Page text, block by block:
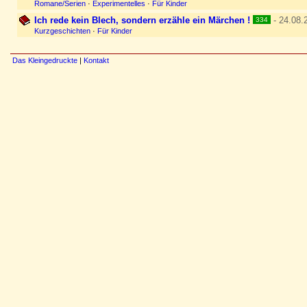
Romane/Serien · Experimentelles · Für Kinder
Ich rede kein Blech, sondern erzähle ein Märchen ! 334 -
Kurzgeschichten · Für Kinder
Das Kleingedruckte | Kontakt